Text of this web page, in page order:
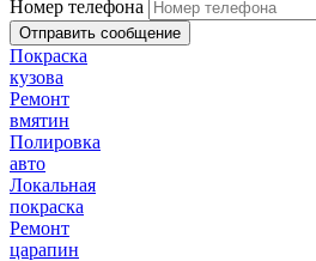
Номер телефона
Покраска
кузова
Ремонт
вмятин
Полировка
авто
Локальная
покраска
Ремонт
царапин